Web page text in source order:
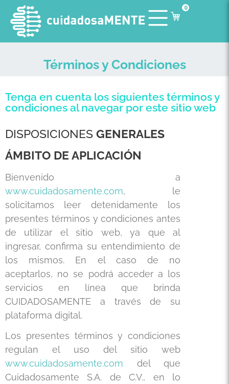
0
Términos y Condiciones
Tenga en cuenta los siguientes términos y
condiciones al navegar por este sitio web
DISPOSICIONES GENERALES
ÁMBITO DE APLICACIÓN
Bienvenido a
www.cuidadosamente.com, le
solicitamos leer detenidamente los
presentes términos y condiciones antes
de utilizar el sitio web, ya que al
ingresar, confirma su entendimiento de
los mismos. En el caso de no
aceptarlos, no se podrá acceder a los
servicios en línea que brinda
CUIDADOSAMENTE a través de su
plataforma digital.
Los presentes términos y condiciones
regulan el uso del sitio web
www.cuidadosamente.com del que
Cuidadosamente S.A. de C.V., en lo